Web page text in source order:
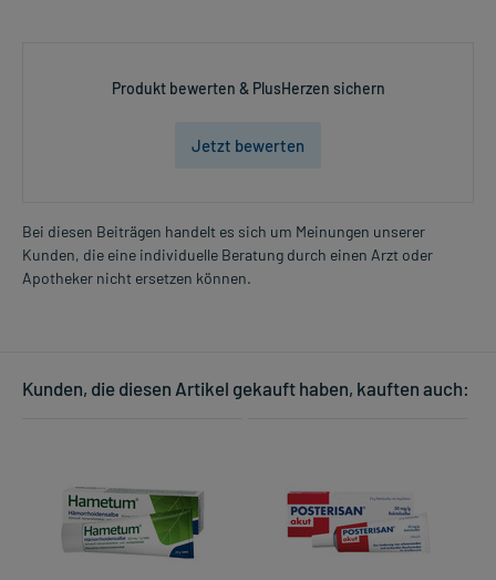
Produkt bewerten & PlusHerzen sichern
Jetzt bewerten
Bei diesen Beiträgen handelt es sich um Meinungen unserer
Kunden, die eine individuelle Beratung durch einen Arzt oder
Apotheker nicht ersetzen können.
Kunden, die diesen Artikel gekauft haben, kauften auch: